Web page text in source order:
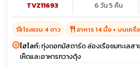
TVZ11693
6 วัน 5 คืน
hotel_classโรงแรม 4 ดาว restaurant อาหาร 14 มื้อ + บนเครื่
ไฮไลท์:ทุ่งดอกมัสตาร์ด ล่องเรือชมทะเลส
เห็ดและอาหารกวางตุ้ง